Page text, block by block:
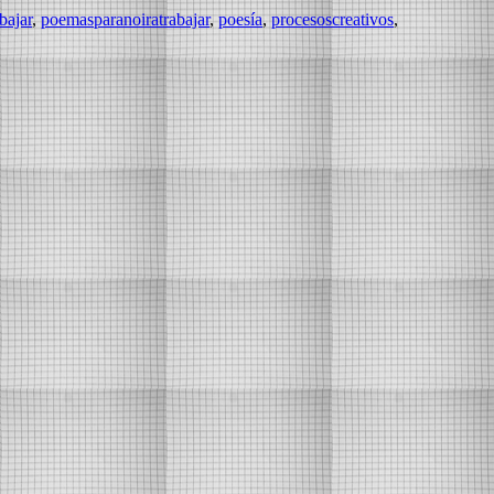
,poemasparanoiratrabajar,poesía,procesoscreativos⁠,